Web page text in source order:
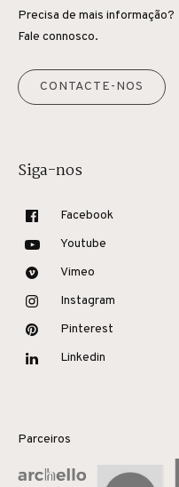
Precisa de mais informação?
Fale connosco.
CONTACTE-NOS
Siga-nos
Facebook
Youtube
Vimeo
Instagram
Pinterest
Linkedin
Parceiros